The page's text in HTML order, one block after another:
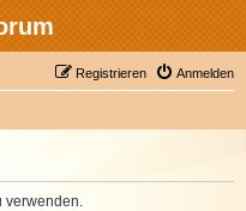
Anmelden
Registrieren
verwenden.